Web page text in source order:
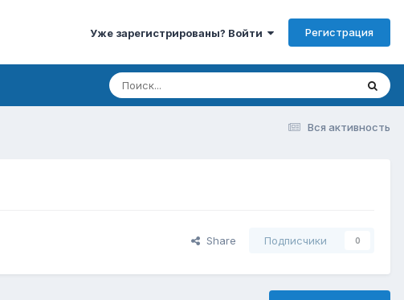
Уже зарегистрированы? Войти Регистрация
Вся активность
Share Подписчики 0